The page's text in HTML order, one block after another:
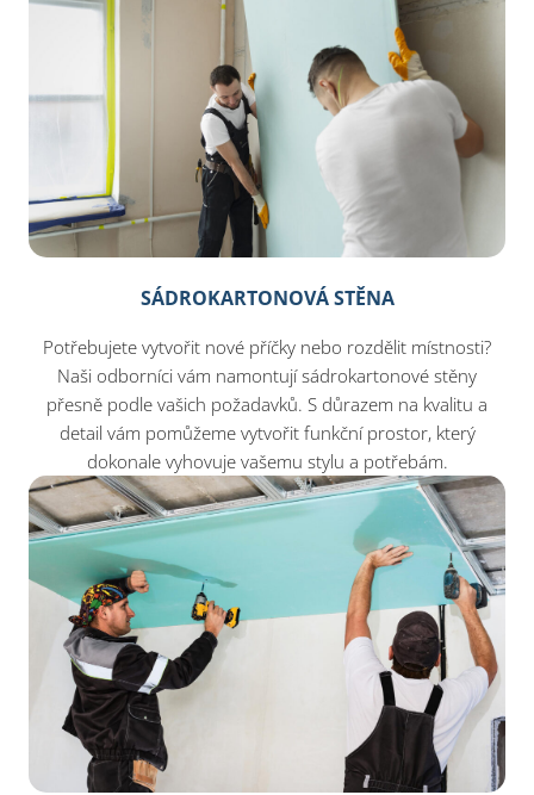
SÁDROKARTONOVÁ STĚNA
Potřebujete vytvořit nové příčky nebo rozdělit místnosti?
Naši odborníci vám namontují sádrokartonové stěny
přesně podle vašich požadavků. S důrazem na kvalitu a
detail vám pomůžeme vytvořit funkční prostor, který
dokonale vyhovuje vašemu stylu a potřebám.